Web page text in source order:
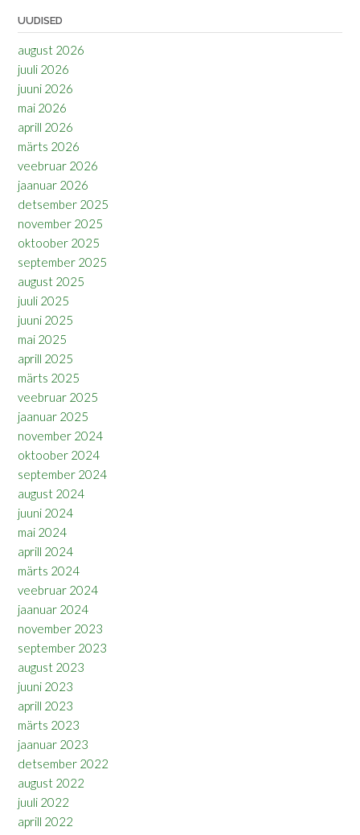
UUDISED
august 2026
juuli 2026
juuni 2026
mai 2026
aprill 2026
märts 2026
veebruar 2026
jaanuar 2026
detsember 2025
november 2025
oktoober 2025
september 2025
august 2025
juuli 2025
juuni 2025
mai 2025
aprill 2025
märts 2025
veebruar 2025
jaanuar 2025
november 2024
oktoober 2024
september 2024
august 2024
juuni 2024
mai 2024
aprill 2024
märts 2024
veebruar 2024
jaanuar 2024
november 2023
september 2023
august 2023
juuni 2023
aprill 2023
märts 2023
jaanuar 2023
detsember 2022
august 2022
juuli 2022
aprill 2022